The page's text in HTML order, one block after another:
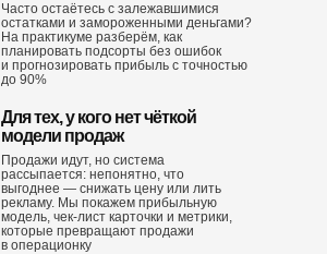
Для тех, у кого нет чёткой
модели продаж
Продажи идут, но система
рассыпается: непонятно, что
выгоднее — снижать цену или лить
рекламу. Мы покажем прибыльную
модель, чек-лист карточки и метрики,
которые превращают продажи
в операционку
Часто остаётесь с залежавшимися
остатками и замороженными деньгами?
На практикуме разберём, как
планировать подсорты без ошибок
и прогнозировать прибыль с точностью
до 90%